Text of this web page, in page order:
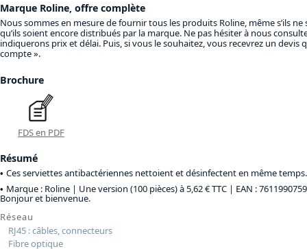
Marque Roline, offre complète
Nous sommes en mesure de fournir tous les produits Roline, même s’ils
qu’ils soient encore distribués par la marque. Ne pas hésiter à nous
indiquerons prix et délai. Puis, si vous le souhaitez, vous recevrez un devis
compte ».
Brochure
FDS en PDF
Résumé
Ces serviettes antibactériennes nettoient et désinfectent en même temps.
Marque : Roline | Une version (100 pièces) à 5,62 € TTC | EAN :
Bonjour et bienvenue.
Réseau
RJ45 : câbles, connecteurs
Fibre optique